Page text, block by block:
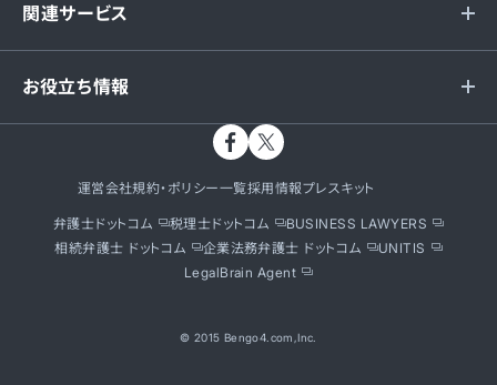
関連サービス
お役立ち情報
運営会社規約・ポリシー一覧採用情報プレスキット
弁護士ドットコム 税理士ドットコム
BUSINESS LAWYERS
相続弁護士 ドットコム
企業法務弁護士 ドットコム
UNITIS
LegalBrain Agent
© 2015 Bengo4.com,Inc.